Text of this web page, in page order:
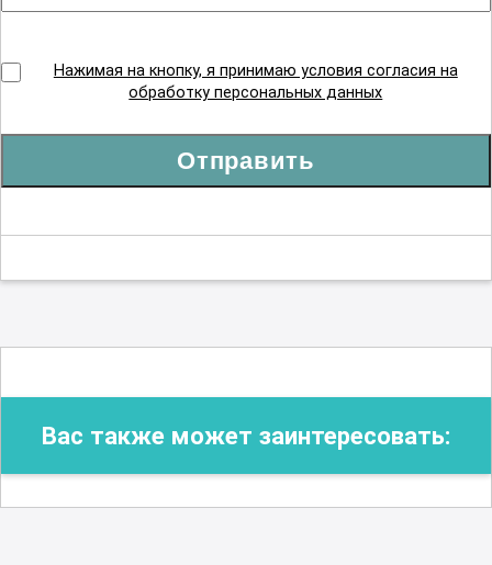
Нажимая на кнопку, я принимаю условия согласия на
обработку персональных данных
Отправить
Вас также может заинтересовать: